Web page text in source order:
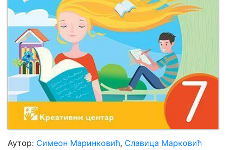
Аутор: Симеон Маринковић, Славица Марковић